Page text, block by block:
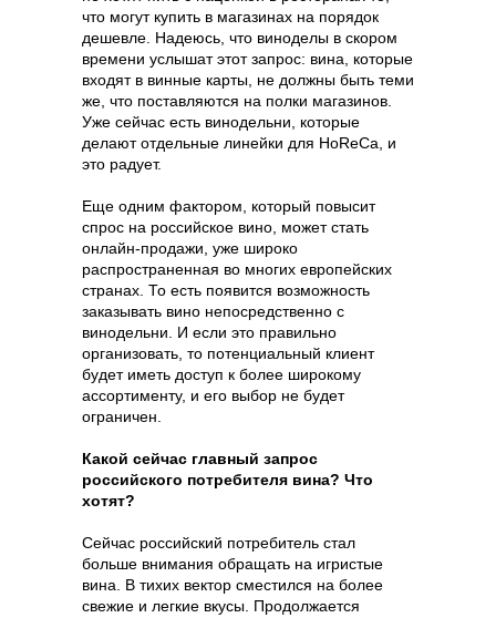
что могут купить в магазинах на порядок
дешевле. Надеюсь, что виноделы в скором
времени услышат этот запрос: вина, которые
входят в винные карты, не должны быть теми
же, что поставляются на полки магазинов.
Уже сейчас есть винодельни, которые
делают отдельные линейки для HoReCa, и
это радует.
Еще одним фактором, который повысит
спрос на российское вино, может стать
онлайн-продажи, уже широко
распространенная во многих европейских
странах. То есть появится возможность
заказывать вино непосредственно с
винодельни. И если это правильно
организовать, то потенциальный клиент
будет иметь доступ к более широкому
ассортименту, и его выбор не будет
ограничен.
Какой сейчас главный запрос
российского потребителя вина? Что
хотят?
Сейчас российский потребитель стал
больше внимания обращать на игристые
вина. В тихих вектор сместился на более
свежие и легкие вкусы. Продолжается
Content Oriented Web
Make great presentations, longreads, and landing pages, as well as photo
stories, blogs, lookbooks, and all other kinds of content oriented projects.